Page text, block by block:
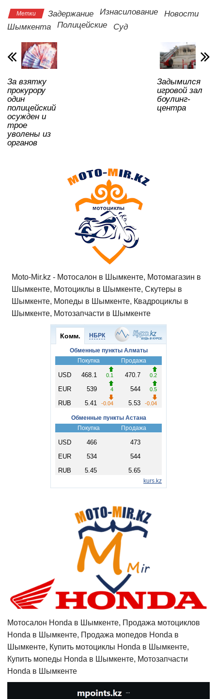
s
A
p
p
e
b
o
o
k
er
o
kl
gr
a
u
а
и
ть
Метки Задержание Изнасилование
Новости
Шымкента
Полицейские Суд
За взятку
прокурору
один
полицейский
осужден и
трое
уволены из
органов
Задымился
игровой зал
боулинг-
центра
Moto-Mir.kz - Мотосалон в Шымкенте, Мотомагазин в
Шымкенте, Мотоциклы в Шымкенте, Скутеры в
Шымкенте, Мопеды в Шымкенте, Квадроциклы в
Шымкенте, Мотозапчасти в Шымкенте
Мотосалон Honda в Шымкенте, Продажа мотоциклов
Honda в Шымкенте, Продажа мопедов Honda в
Шымкенте, Купить мотоциклы Honda в Шымкенте,
Купить мопеды Honda в Шымкенте, Мотозапчасти
Honda в Шымкенте